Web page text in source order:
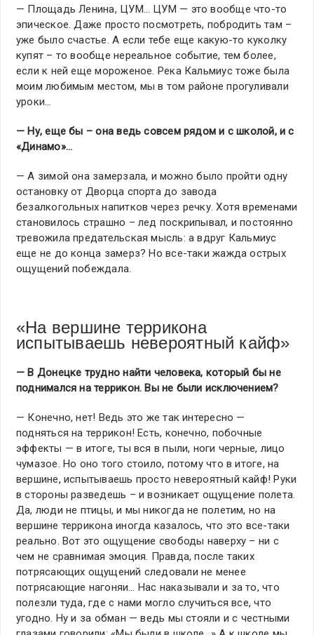
— Площадь Ленина, ЦУМ… ЦУМ — это вообще что-то
эпическое. Даже просто посмотреть, побродить там –
уже было счастье. А если тебе еще какую-то куколку
купят – то вообще нереальное событие, тем более,
если к ней еще мороженое. Река Кальмиус тоже была
моим любимым местом, мы в том районе прогуливали
уроки…
— Ну, еще бы – она ведь совсем рядом и с школой, и с
«Динамо»…
— А зимой она замерзала, и можно было пройти одну
остановку от Дворца спорта до завода
безалкогольных напитков через речку. Хотя временами
становилось страшно – лед поскрипывал, и постоянно
тревожила предательская мысль: а вдруг Кальмиус
еще не до конца замерз? Но все-таки жажда острых
ощущений побеждала.
«На вершине террикона
испытываешь невероятный кайф»
— В Донецке трудно найти человека, который бы не
поднимался на террикон. Вы не были исключением?
— Конечно, нет! Ведь это же так интересно —
подняться на террикон! Есть, конечно, побочные
эффекты — в итоге, ты вся в пыли, ноги черные, лицо
чумазое. Но оно того стоило, потому что в итоге, на
вершине, испытываешь просто невероятный кайф! Руки
в стороны разведешь – и возникает ощущение полета.
Да, люди не птицы, и мы никогда не полетим, но на
вершине террикона иногда казалось, что это все-таки
реально. Вот это ощущение свободы наверху – ни с
чем не сравнимая эмоция. Правда, после таких
потрясающих ощущений следовали не менее
потрясающие нагоняи… Нас наказывали и за то, что
полезли туда, где с нами могло случиться все, что
угодно. Ну и за обман — ведь мы стояли и с честными